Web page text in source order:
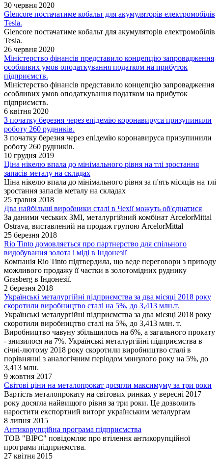
30 червня 2020
Glencore постачатиме кобальт для акумуляторів електромобілів
Tesla.
Glencore постачатиме кобальт для акумуляторів електромобілів
Tesla.
26 червня 2020
Міністерство фінансів представило концепцію запровадження
особливих умов оподаткування податком на прибуток
підприємств.
Міністерство фінансів представило концепцію запровадження
особливих умов оподаткування податком на прибуток
підприємств.
6 квітня 2020
З початку березня через епідемію коронавируса призупинили
роботу 260 рудників.
З початку березня через епідемію коронавируса призупинили
роботу 260 рудників.
10 грудня 2019
Ціна нікелю впала до мінімального рівня на тлі зростання
запасів металу на складах
Ціна нікелю впала до мінімального рівня за п'ять місяців на тлі
зростання запасів металу на складах
25 травня 2018
Два найбільші виробники сталі в Чехії можуть об'єднатися
За даними чеських ЗМІ, металургійний комбінат ArcelorMittal
Ostrava, виставлений на продаж групою ArcelorMittal
25 березня 2018
Rio Tinto домовляється про партнерство для спільного
видобування золота і міді в Індонезії
Компанія Rio Tinto підтвердила, що веде переговори з приводу
можливого продажу її частки в золотомідних руднику
Grasberg в Індонезії.
2 березня 2018
Українські металургійні підприємства за два місяці 2018 року
скоротили виробництво сталі на 5%, до 3,413 млн.т.
Українські металургійні підприємства за два місяці 2018 року
скоротили виробництво сталі на 5%, до 3,413 млн. т.
Виробництво чавуну збільшилось на 6%, а загального прокату
- знизилося на 7%. Українські металургійні підприємства в
січні-лютому 2018 року скоротили виробництво сталі в
порівнянні з аналогічним періодом минулого року на 5%, до
3,413 млн.
9 жовтня 2017
Світові ціни на металопрокат досягли максимуму за три роки
Вартість металопрокату на світових ринках у вересні 2017
року досягла найвищого рівня за три роки. Це дозволить
наростити експортний виторг українським металургам
8 липня 2015
Антикорупційна програма підприємства
ТОВ "ВІРС" повідомляє про втілення антикорупційної
програми підприємства.
27 квітня 2015